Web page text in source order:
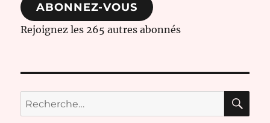
ABONNEZ-VOUS
Rejoignez les 265 autres abonnés
Recherche
pour :